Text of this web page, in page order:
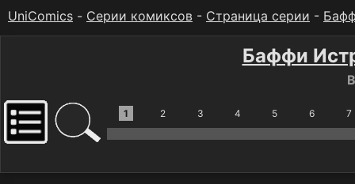
UniComics - Серии комиксов - Страница серии -
Баффи
1 2 3 4 5 6 7